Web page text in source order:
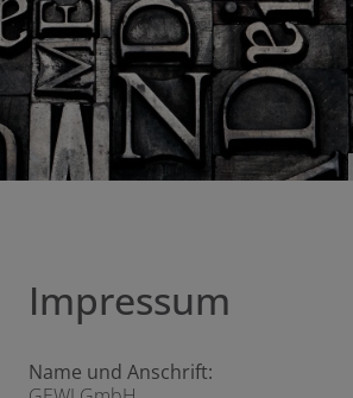
Impressum
Name und Anschrift:
und schließen